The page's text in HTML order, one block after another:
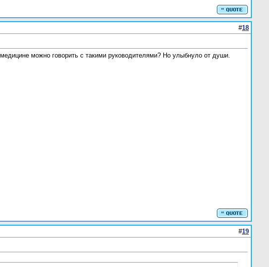
#18
можно говорить с такими руководителями? Но улыбнуло от души.
#19